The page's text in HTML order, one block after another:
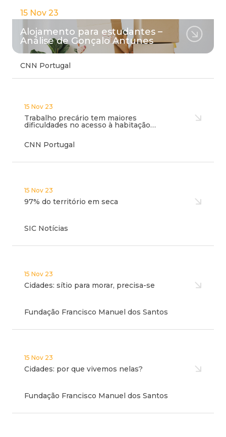
15 Nov 23
Alojamento para estudantes –
Análise de Gonçalo Antunes
CNN Portugal
15 Nov 23
Trabalho precário tem maiores
dificuldades no acesso à habitação…
CNN Portugal
15 Nov 23
97% do território em seca
SIC Notícias
15 Nov 23
Cidades: sítio para morar, precisa-se
Fundação Francisco Manuel dos Santos
15 Nov 23
Cidades: por que vivemos nelas?
Fundação Francisco Manuel dos Santos